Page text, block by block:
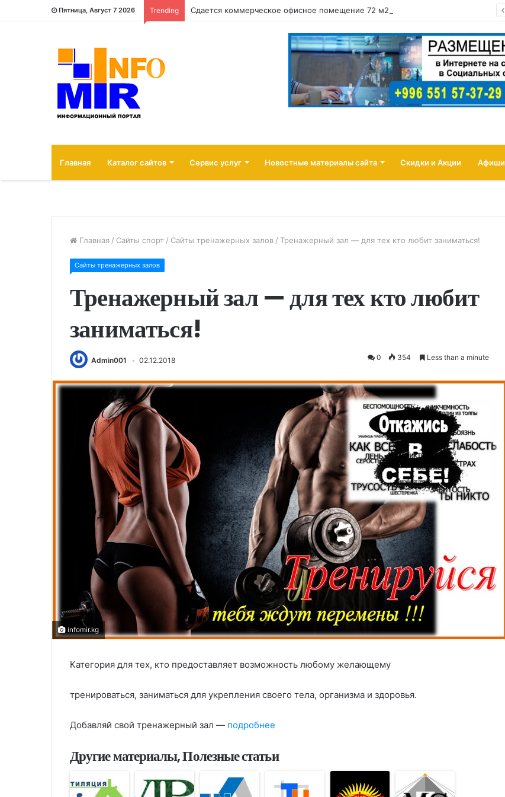
Пятница, Август 7 2026 Trending
Главная Каталог сайтов Сервис услуг Новостные материалы сайта Скидки и Акции Афиши
Главная / Сайты спорт / Сайты тренажерных залов / Тренажерный зал — для тех кто любит заниматься!
Сайты тренажерных залов
Тренажерный зал — для тех кто любит
заниматься!
Admin001 02.12.2018 0 354 Less than a minute
infomir.kg
Категория для тех, кто предоставляет возможность любому желающему
тренироваться, заниматься для укрепления своего тела, организма и здоровья.
Добавляй свой тренажерный зал — подробнее
Другие материалы, Полезные статьи